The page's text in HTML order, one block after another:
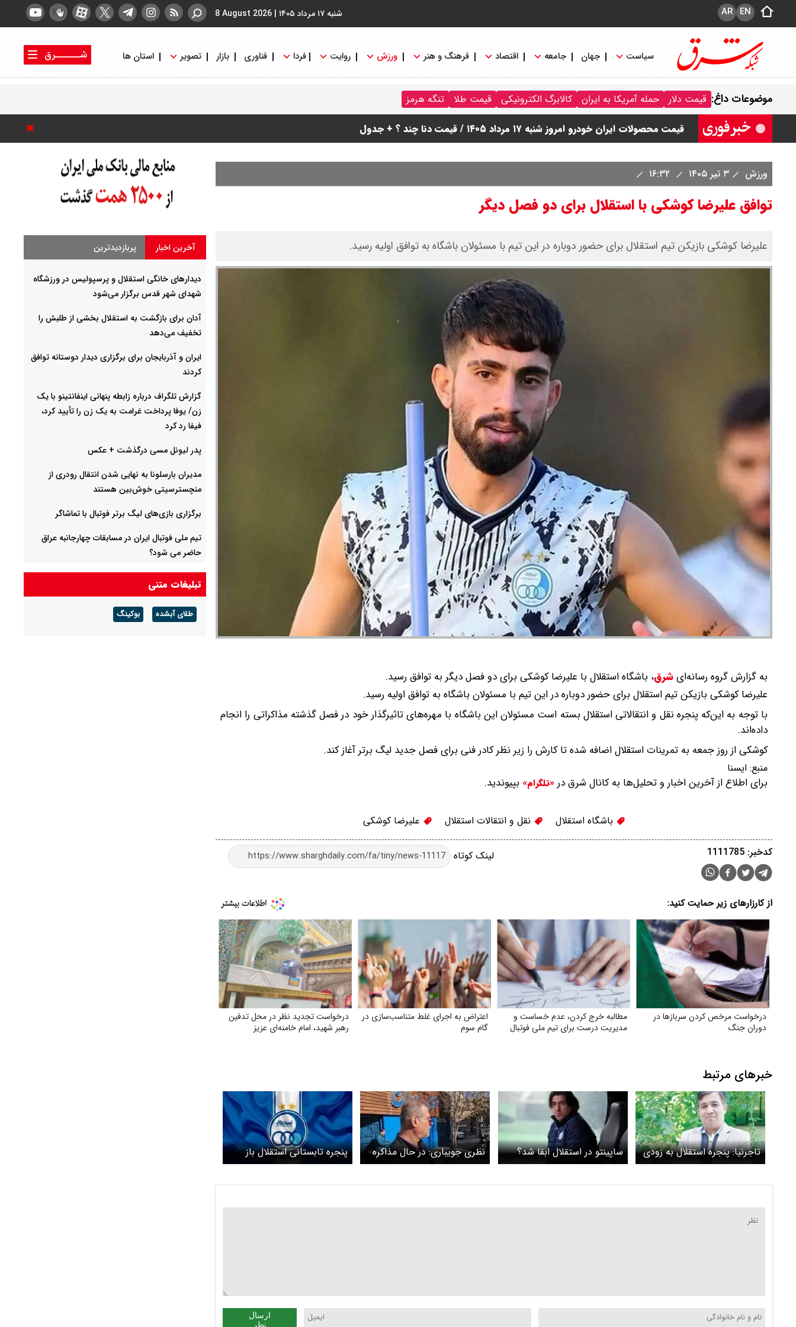
شنبه ۱۷ مرداد ۱۴۰۵ |
8 August 2026 EN
AR
سیاست جهان جامعه اقتصاد فرهنگ و هنر ورزش روایت فردا فناوری بازار تصویر استان ها
شــــــرق
موضوعات داغ: قیمت دلار حمله آمریکا به ایران کالابرگ الکترونیکی قیمت طلا تنگه هرمز
قیمت خودرو امروز شنبه ۱۷ مرداد ۱۴۰۵/ کاهش ۱۰۵ میلیون تومانی قیمت کوییک
قیمت محصولات سایپا امروز شنبه ۱۷ مرداد ۱۴۰۵ / قیمت اطلس چند؟ + جدول
قیمت محصولات ایران خودرو امروز شنبه ۱۷ مرداد ۱۴۰۵ / قیمت دنا چند ؟ + جدول
شاخص بورس امروز شنبه ۱۷ مرداد ۱۴۰۵ / شاخص افزایشی شد + تحلیل
ورزش ۳ تیر ۱۴۰۵
توافق علیرضا کوشکی با استقلال برای دو فصل دیگر
علیرضا کوشکی بازیکن تیم استقلال برای حضور دوباره در این تیم با مسئولان باشگاه به توافق اولیه رسید.
به گزارش گروه رسانه‌ایشرق، باشگاه استقلال با علیرضا کوشکی برای دو فصل دیگر به توافق رسید.
علیرضا کوشکی بازیکن تیم استقلال برای حضور دوباره در این تیم با مسئولان باشگاه به توافق اولیه رسید.
با توجه به این‌که پنجره نقل و انتقالاتی استقلال بسته است مسئولان این باشگاه با مهره‌های تاثیرگذار خود در فصل گذشته مذاکراتی را انجام
داده‌اند.
کوشکی از روز جمعه به تمرینات استقلال اضافه شده تا کارش را زیر نظر کادر فنی برای فصل جدید لیگ برتر آغاز کند.
منبع: ایسنا
برای اطلاع از آخرین اخبار و تحلیل‌ها به کانال شرق در «تلگرام» بپیوندید.
باشگاه استقلال نقل و انتقالات استقلال علیرضا کوشکی
لینک کوتاه کدخبر: 1111785
از کارزارهای زیر حمایت کنید:
درخواست مرخص کردن سربازها در
دوران جنگ
مطالبه خرج کردن، عدم خساست و
مدیریت درست برای تیم ملی فوتبال
اعتراض به اجرای غلط متناسب‌سازی در
گام سوم
درخواست تجدید نظر در محل تدفین
رهبر شهید، امام خامنه‌ای عزیز
خبرهای مرتبط
تاجرنیا: پنجره استقلال به زودی
باز می‌شود
ساپینتو در استقلال ابقا شد؟
نظری جویباری: در حال مذاکره
برای رفع مشکل وریا غفوری
پنجره تابستانی استقلال باز
می‌شود
ارسال
نظر
آخرین اخبار پربازدیدترین
دیدارهای خانگی استقلال و پرسپولیس در ورزشگاه
شهدای شهر قدس برگزار می‌شود
آدان برای بازگشت به استقلال بخشی از طلبش را
تخفیف می‌دهد
ایران و آذربایجان برای برگزاری دیدار دوستانه توافق
کردند
گزارش تلگراف درباره زابطه پنهانی اینفانتینو با یک
زن/ یوفا پرداخت غرامت به یک زن را تأیید کرد،
فیفا رد کرد
پدر لیونل مسی درگذشت + عکس
مدیران بارسلونا به نهایی شدن انتقال رودری از
منچسترسیتی خوش‌بین هستند
برگزاری بازی‌های لیگ برتر فوتبال با تماشاگر
تیم ملی فوتبال ایران در مسابقات چهارجانبه عراق
حاضر می شود؟
کنفدراسیون فوتبال آسیا با میزبانی استقلال در عراق
به این دلیل مخالفت کرد
شباب الاهلی برای میزبانی از استقلال در آسیا اعلام
تبلیغات متنی
طلای آبشده بوکینگ